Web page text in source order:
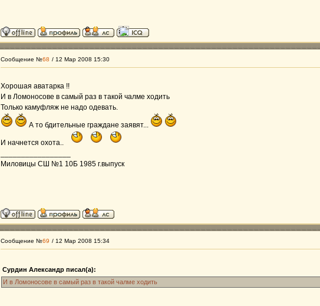
Сообщение №68 / 12 Мар 2008 15:30
Хорошая аватарка !!
И в Ломоносове в самый раз в такой чалме ходить
Только камуфляж не надо одевать.
А то бдительные граждане заявят...
И начнется охота..
Миловицы СШ №1 10Б 1985 г.выпуск
Сообщение №69 / 12 Мар 2008 15:34
Сурдин Александр писал(а):
И в Ломоносове в самый раз в такой чалме ходить